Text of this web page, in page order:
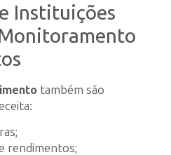
Instituições
também são
rendimentos;